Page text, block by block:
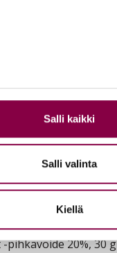
Salli kaikki
Salli valinta
Kiellä
pih­ka­voi­de 20%, 30 g